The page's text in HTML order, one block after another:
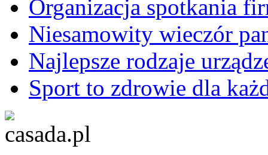
Organizacja spotkania
Niesamowity wieczór
Najlepsze rodzaje
Sport to zdrowie dla